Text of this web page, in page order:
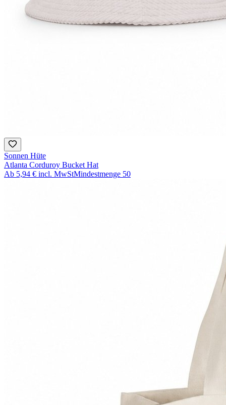
Sonnen Hüte
Atlanta Corduroy Bucket Hat
Ab 5,94 € incl. MwStMindestmenge 50